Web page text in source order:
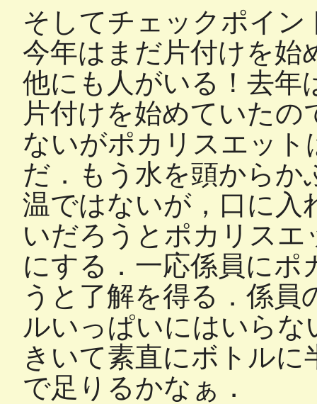
そしてチェックポイ
今年はまだ片付けを始
他にも人がいる！去年
片付けを始めていた
ないがポカリスエッ
だ．もう水を頭から
温ではないが，口に入
いだろうとポカリス
にする．一応係員に
うと了解を得る．係
ルいっぱいにはいら
きいて素直にボトル
で足りるかなぁ．